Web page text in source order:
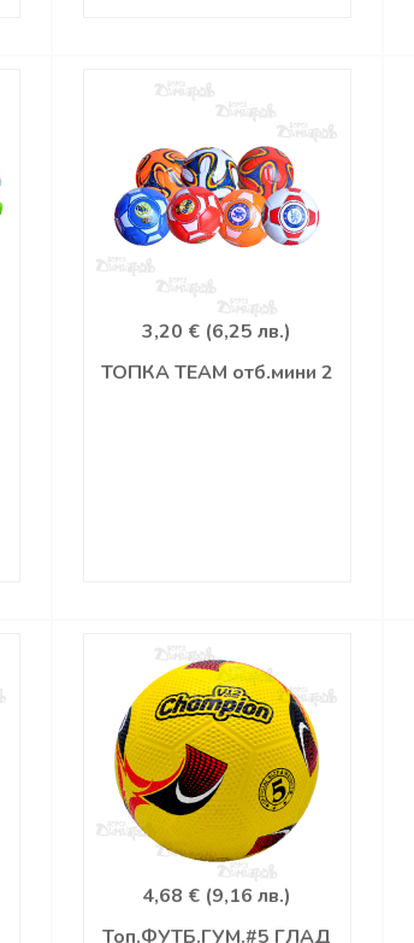
3,20 € (6,25 лв.)
ТОПКА TEAM отб.мини 2
4,68 € (9,16 лв.)
Топ.ФУТБ.ГУМ.#5 ГЛАД